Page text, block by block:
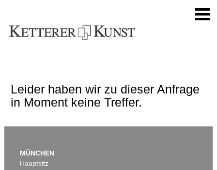
Leider haben wir zu dieser Anfrage
in Moment keine Treffer.
MÜNCHEN
Hauptsitz